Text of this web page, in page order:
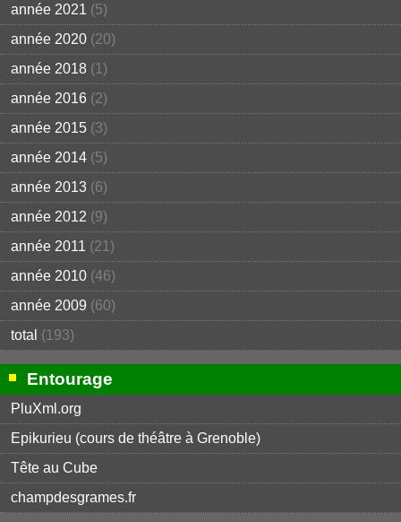
année 2021 (5)
année 2020 (20)
année 2018 (1)
année 2016 (2)
année 2015 (3)
année 2014 (5)
année 2013 (6)
année 2012 (9)
année 2011 (21)
année 2010 (46)
année 2009 (60)
total (193)
Entourage
PluXml.org
Epikurieu (cours de théâtre à Grenoble)
Tête au Cube
champdesgrames.fr